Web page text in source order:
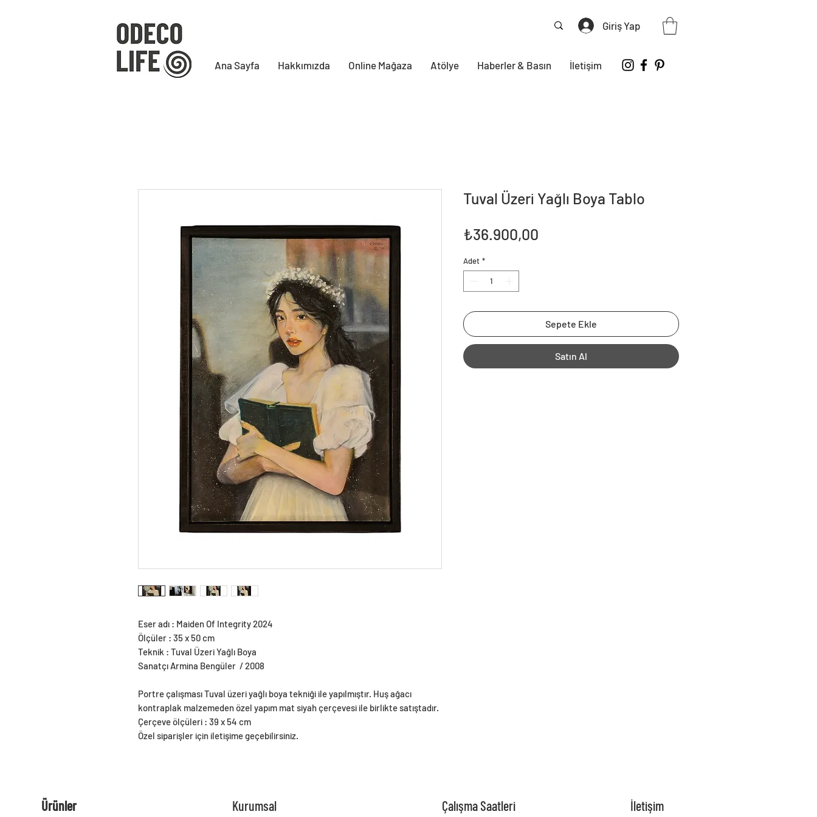
Giriş Yap
Ana Sayfa Hakkımızda Online Mağaza Atölye Haberler & Basın İletişim
Eser adı : Maiden Of Integrity 2024
Ölçüler : 35 x 50 cm
Teknik : Tuval Üzeri Yağlı Boya
Sanatçı Armina Bengüler / 2008
Portre çalışması Tuval üzeri yağlı boya tekniği ile yapılmıştır. Huş ağacı
kontraplak malzemeden özel yapım mat siyah çerçevesi ile birlikte satıştadır.
Çerçeve ölçüleri : 39 x 54 cm
Özel siparişler için iletişime geçebilirsiniz.
Tuval Üzeri Yağlı Boya Tablo
₺36.900,00
Adet *
Sepete Ekle
Satın Al
Ürünler Kurumsal Çalışma Saatleri İletişim